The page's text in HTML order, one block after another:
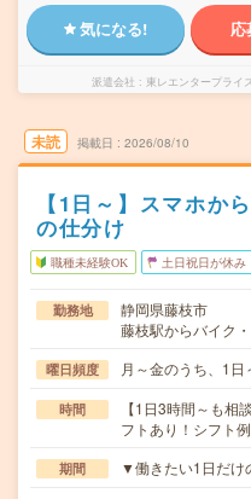
気になる! 応
派遣会社 東レエンタープライ
未読 掲載日 2026/08/10
【1日～】スマホか
の仕分け
職種未経験OK 土日祝日が休み
勤務地
静岡県藤枝市
藤枝駅からバイク
曜日頻度 月～金のうち、1日
時間
【1日3時間～も相
フトあり！シフ
期間
▼働きたい1日だ